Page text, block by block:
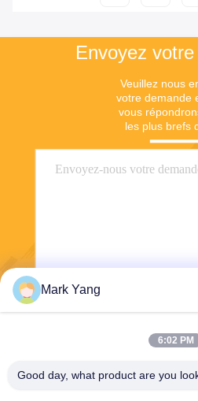
Envoyez
Veuillez nous
votre demande
vous
les plus brefs
Mark Yang
6:02 PM
Good day, what product are you